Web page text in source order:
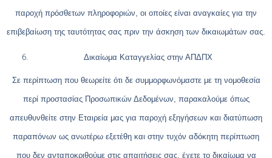
παροχή πρόσθετων πληροφοριών, οι οποίες είναι αναγκαίες για την
επιβεβαίωση της ταυτότητας σας πριν την άσκηση των δικαιωμάτων σας.
Δικαίωμα Καταγγελίας στην ΑΠΔΠΧ
Σε περίπτωση που θεωρείτε ότι δε συμμορφωνόμαστε με τη νομοθεσία
περί προστασίας Προσωπικών Δεδομένων, παρακαλούμε όπως
απευθυνθείτε στην Εταιρεία μας για παροχή εξηγήσεων και διατύπωση
παραπόνων ως ανωτέρω εξετέθη και στην τυχόν αδόκητη περίπτωση
που δεν ανταποκριθούμε στις απαιτήσεις σας, έχετε το δικαίωμα να